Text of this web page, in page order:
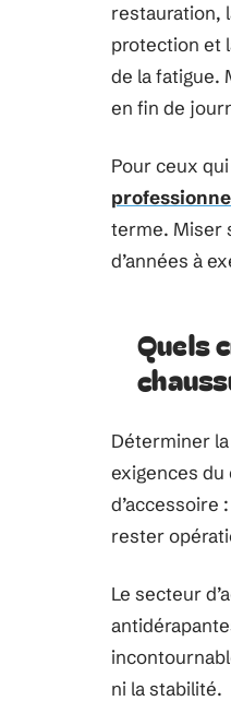
restauration,
protection et
de la fatigue.
en fin de
Pour ceux
terme. Miser
d’années à
Quels
Déterminer la
exigences du
d’accessoire
rester
Le secteur
ni la stabilité.